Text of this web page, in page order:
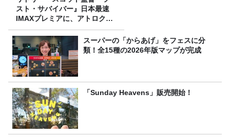
スト・サバイバー』日本最速
IMAXプレミアに、アトロクリ
スナー60名をご招待！
スーパーの「からあげ」をフェスに分
類！全15種の2026年版マップが完成
「Sunday Heavens」販売開始！